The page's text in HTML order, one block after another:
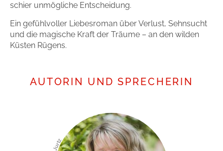
schier unmögliche Entscheidung.
Ein gefühlvoller Liebesroman über Verlust, Sehnsucht
und die magische Kraft der Träume – an den wilden
Küsten Rügens.
AUTORIN UND SPRECHERIN